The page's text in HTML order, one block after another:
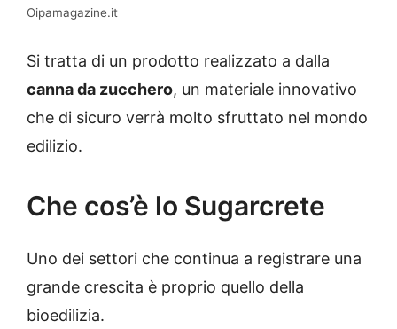
Oipamagazine.it
Si tratta di un prodotto realizzato a dalla
canna da zucchero, un materiale innovativo
che di sicuro verrà molto sfruttato nel mondo
edilizio.
Che cos’è lo Sugarcrete
Uno dei settori che continua a registrare una
grande crescita è proprio quello della
bioedilizia.